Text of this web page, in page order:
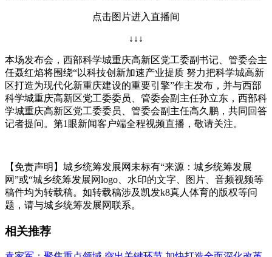
点击图片进入直播间
↓↓↓
本场发布会，西部科学城重庆高新区党工委副书记、管委会主
任聂红焰将围绕“以科技创新加速产业提质 努力把科学城高新
区打造为现代化新重庆建设的重要引擎”作主发布，并与西部
科学城重庆高新区党工委委员、管委会副主任孙立东，西部科
学城重庆高新区党工委委员、管委会副主任高久鹏，共同回答
记者提问。第1眼新闻客户端全程视频直播，敬请关注。
【免责声明】城乡统筹发展网未标有“来源：城乡统筹发展
网”或“城乡统筹发展网logo、水印的文字、图片、音频视频等
稿件均为转载稿。如转载稿涉及凯发k8真人体育的版权等问
题，请与城乡统筹发展网联系。
相关推荐